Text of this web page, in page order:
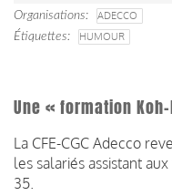
Organisations
ADECCO
Étiquettes
HUMOUR
Une « formation
La CFE-CGC Adecco
les salariés assistant
35.